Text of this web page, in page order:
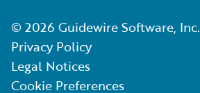
© 2026 Guidewire Software, Inc.
Privacy Policy
Legal Notices
Cookie Preferences